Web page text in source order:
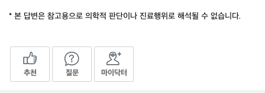
* 본 답변은 참고용으로 의학적 판단이나 진료행위로 해석될 수 없습니다.
추천 질문 마이닥터